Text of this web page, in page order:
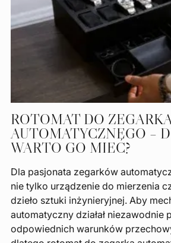
ROTOMAT DO ZEGARKA
AUTOMATYCZNEGO –
WARTO GO MIEĆ?
Dla pasjonata zegarków
nie tylko urządzenie do mierzenia
dzieło sztuki inżynieryjnej. Aby
automatyczny działał niezawodnie
odpowiednich warunków